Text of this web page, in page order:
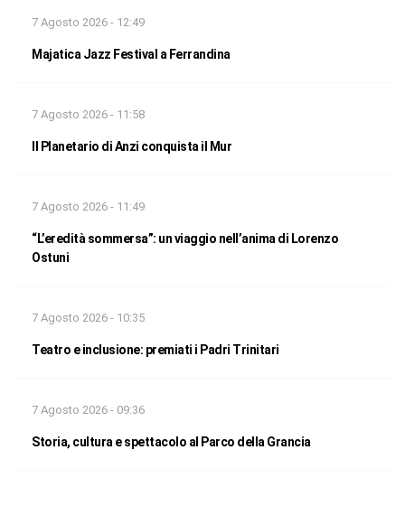
7 Agosto 2026 - 12:49
Majatica Jazz Festival a Ferrandina
7 Agosto 2026 - 11:58
Il Planetario di Anzi conquista il Mur
7 Agosto 2026 - 11:49
“L’eredità sommersa”: un viaggio nell’anima di Lorenzo
Ostuni
7 Agosto 2026 - 10:35
Teatro e inclusione: premiati i Padri Trinitari
7 Agosto 2026 - 09:36
Storia, cultura e spettacolo al Parco della Grancia